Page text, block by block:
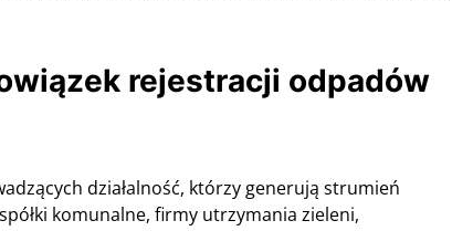
rejestracji odpadów
działalność, którzy generują strumień
komunalne, firmy utrzymania zieleni,